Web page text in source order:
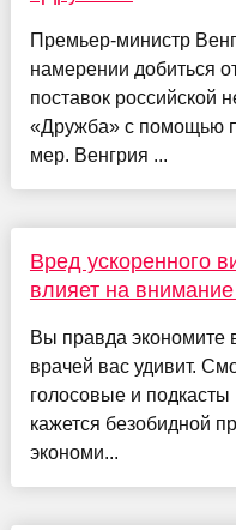
Премьер-министр
намерении добиться
поставок российской
«Дружба» с помощью
мер. Венгрия ...
Вред ускоренного
влияет на
Вы правда экономите
врачей вас удивит.
голосовые и подкасты
кажется безобидной
экономи...